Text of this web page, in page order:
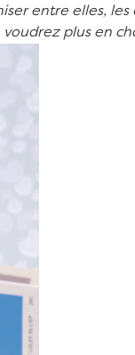
entre elles, les
plus en